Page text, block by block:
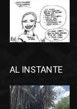
AL INSTANTE